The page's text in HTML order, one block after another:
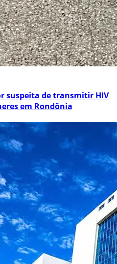
suspeita de transmitir HIV
em Rondônia